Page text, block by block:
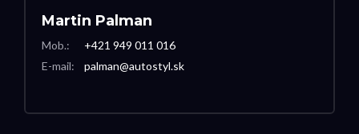
Martin Palman
Mob.:
E-mail:
+421 949 011 016
palman@autostyl.sk